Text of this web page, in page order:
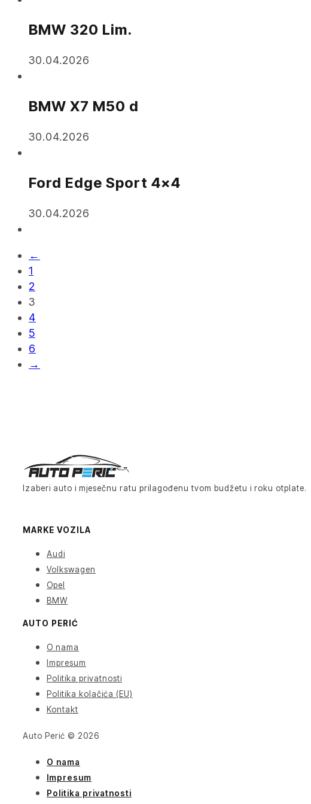
BMW 320 Lim.
30.04.2026
BMW X7 M50 d
30.04.2026
Ford Edge Sport 4×4
30.04.2026
←
1
2
3
4
5
6
→
Izaberi auto i mjesečnu ratu prilagođenu tvom budžetu i roku otplate.
MARKE VOZILA
Audi
Volkswagen
Opel
BMW
AUTO PERIĆ
O nama
Impresum
Politika privatnosti
Politika kolačića (EU)
Kontakt
Auto Perić © 2026
O nama
Impresum
Politika privatnosti